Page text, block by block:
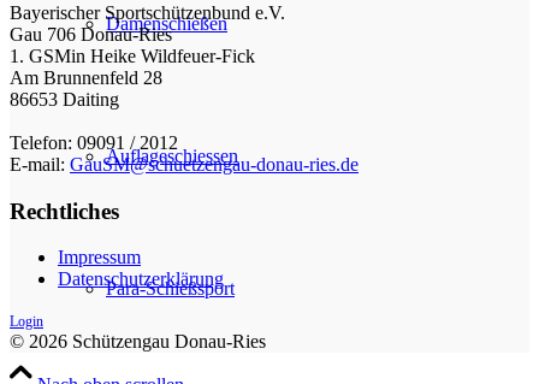
Damenschießen
Auflageschiessen
Para-Schießsport
Bayerischer Sportschützenbund e.V.
Gau 706 Donau-Ries
1. GSMin Heike Wildfeuer-Fick
Am Brunnenfeld 28
86653 Daiting
Telefon: 09091 / 2012
E-mail: GauSM@schuetzengau-donau-ries.de
Rechtliches
Impressum
Datenschutzerklärung
Login
© 2026 Schützengau Donau-Ries